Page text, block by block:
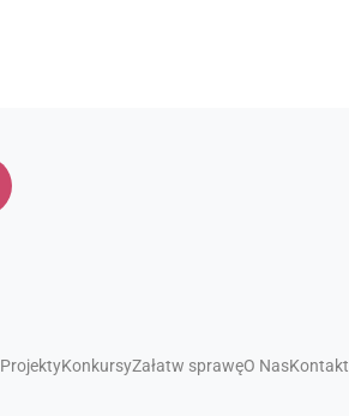
ProjektyKonkursyZałatw sprawęO NasKontakt